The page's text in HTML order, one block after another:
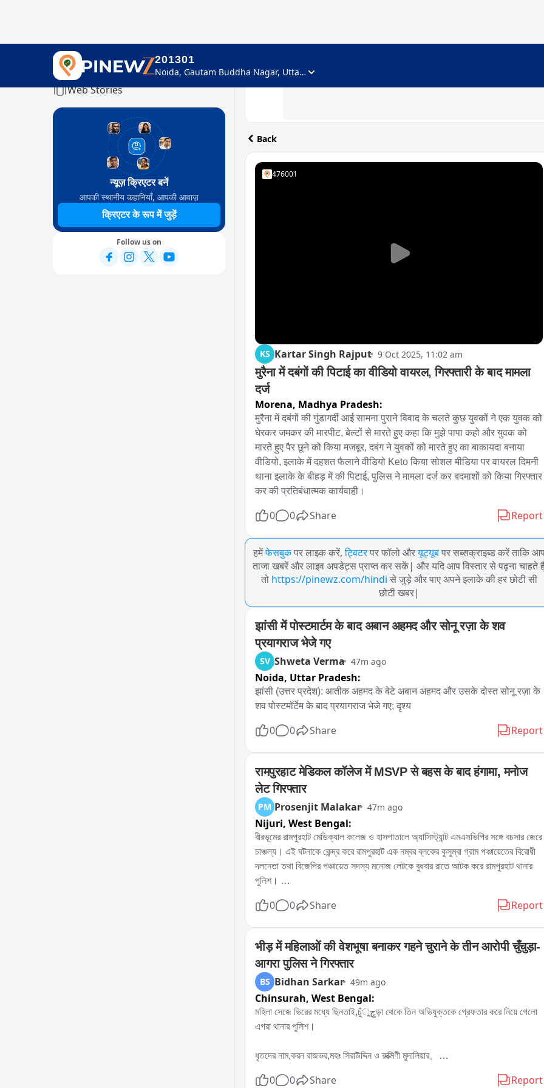
201301
Noida, Gautam Buddha Nagar, Uttar Pradesh
Home
Web Stories
न्यूज़ क्रिएटर बनें
आपकी स्थानीय कहानियाँ, आपकी आवाज़
क्रिएटर के रूप में जुड़ें
Follow us on
Back
476001
KS Kartar Singh Rajput 9 Oct 2025, 11:02 am
मुरैना में दबंगों की पिटाई का वीडियो वायरल, गिरफ्तारी के बाद मामला
दर्ज
Morena, Madhya Pradesh:
मुरैना में दबंगों की गुंडागर्दी आई सामना पुराने विवाद के चलते कुछ युवकों ने एक युवक को
घेरकर जमकर की मारपीट, बेल्टों से मारते हुए कहा कि मुझे पापा कहो और युवक को
मारते हुए पैर छूने को किया मजबूर, दबंग ने युवकों को मारते हुए का बाकायदा बनाया
वीडियो, इलाके में दहशत फैलाने वीडियो Keto किया सोशल मीडिया पर वायरल दिमनी
थाना इलाके के बीहड़ में की पिटाई, पुलिस ने मामला दर्ज कर बदमाशों को किया गिरफ्तार
कर की प्रतिबंधात्मक कार्यवाही।
0 0 Share Report
हमेंफेसबुक पर लाइक करें, ट्विटर पर फॉलो औरयूट्यूब पर सब्सक्राइब्ड करें ताकि
ताजा खबरें और लाइव अपडेट्स प्राप्त कर सकें| और यदि आप विस्तार से पढ़ना चाहते
तो https://pinewz.com/hindi से जुड़े और पाए अपने इलाके की हर छोटी सी
छोटी खबर|
झांसी में पोस्टमार्टम के बाद अबान अहमद और सोनू रज़ा के शव
प्रयागराज भेजे गए
SV Shweta Verma 47m ago
Noida, Uttar Pradesh:
झांसी (उत्तर प्रदेश): आतीक अहमद के बेटे अबान अहमद और उसके दोस्त सोनू रज़ा के
शव पोस्टमॉर्टेम के बाद प्रयागराज भेजे गए; दृश्य
0 0 Share Report
रामपुरहाट मेडिकल कॉलेज में MSVP से बहस के बाद हंगामा, मनोज
लेट गिरफ्तार
PM Prosenjit Malakar 47m ago
Nijuri, West Bengal:
বীরভূমের রামপুরহাট মেডিক্যাল কলেজ ও হাসপাতালে অ্যাসিস্ট্যান্ট এমএসভিপির সঙ্গে বচসার জেরে
চাঞ্চল্য। এই ঘটনাকে কেন্দ্র করে রামপুরহাট এক নম্বর ব্লকের কুসুম্বা গ্রাম পঞ্চায়েতের বিরোধী
দলনেতা তথা বিজেপির পঞ্চায়েত সদস্য মনোজ লেটকে বুধবার রাতে আটক করে রামপুরহাট থানার
পুলিশ।
একাধিক নেতৃত্ব ও কর্মীরা। তাঁরা মনোজ লেটকে কোন অভিযোগে আটক করা হয়েছে, সেই বিষয়ে
প্রয়োজনীয় প্রক্রিয়া সম্পন্ন করে এদিন সকালে বিজেপির বিরোধী দলনেতা মনোজ লেটকে ছেড়ে
দেয় রামপুরহাট থানার পুলিশ।
0 0 Share Report
भीड़ में महिलाओं की वेशभूषा बनाकर गहने चुराने के तीन आरोपी चुँचुड़ा-
आगरा पुलिस ने गिरफ्तार
BS Bidhan Sarkar 49m ago
Chinsurah, West Bengal:
মহিলা সেজে ভিরের মধ্যে ছিনতাই,চুঁچুড়া থেকে তিন অভিযুক্তকে গ্রেফতার করে নিয়ে গেলো
এগরা থানার পুলিশ।
ধৃতদের নাম,করন রাজভর,মহঃ সিরাউদ্দিন ও রুক্মিণী মুদালিয়ার。
0 0 Share Report